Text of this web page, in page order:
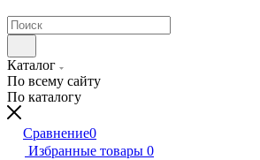
Каталог
По всему сайту
По каталогу
Сравнение0
Избранные товары 0